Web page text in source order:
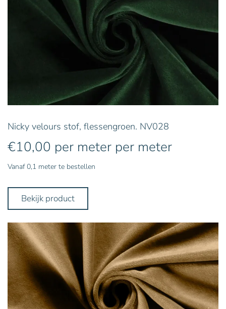
Nicky velours stof, flessengroen. NV028
€10,00 per meter per meter
Vanaf 0,1 meter te bestellen
Bekijk product